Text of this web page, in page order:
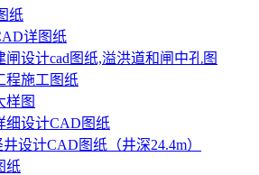
纸
详图纸
设计cad图纸,溢洪道和闸中孔图
程施工图纸
样图
细设计CAD图纸
设计CAD图纸（井深24.4m）
纸